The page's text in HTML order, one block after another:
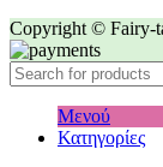
Copyright © Fairy-
Μενού
Κατηγορίες